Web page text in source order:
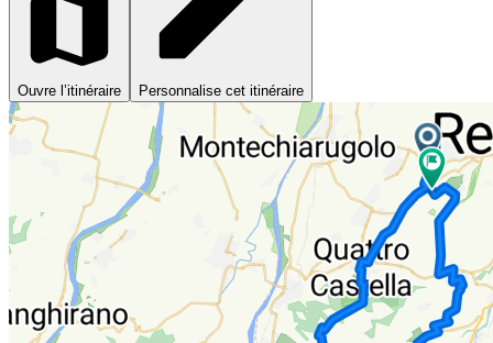
Ouvre l’itinéraire Personnalise cet itinéraire